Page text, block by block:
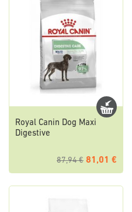
Royal Canin Dog Maxi
Digestive
87,94 € 81,01 €